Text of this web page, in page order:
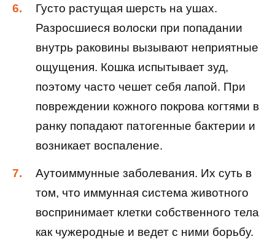
Густо растущая шерсть на ушах.
Разросшиеся волоски при попадании
внутрь раковины вызывают неприятные
ощущения. Кошка испытывает зуд,
поэтому часто чешет себя лапой. При
повреждении кожного покрова когтями в
ранку попадают патогенные бактерии и
возникает воспаление.
Аутоиммунные заболевания. Их суть в
том, что иммунная система животного
воспринимает клетки собственного тела
как чужеродные и ведет с ними борьбу.